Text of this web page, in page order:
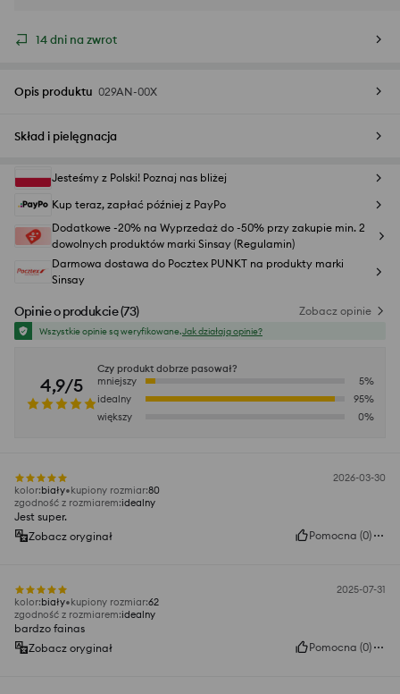
14 dni na zwrot
Opis produktu 029AN-00X
Skład i pielęgnacja
Jesteśmy z Polski! Poznaj nas bliżej
Kup teraz, zapłać później z PayPo
Dodatkowe -20% na Wyprzedaż do -50% przy zakupie min. 2
dowolnych produktów marki Sinsay (Regulamin)
Darmowa dostawa do Pocztex PUNKT na produkty marki
Sinsay
Opinie o produkcie(73) Zobacz opinie
Wszystkie opinie są weryfikowane.Jak działają opinie?
4,9/5
Czy produkt dobrze pasował?
mniejszy
5%
idealny
95%
większy
0%
2026-03-30
kolor:biały kupiony rozmiar:80
zgodność z rozmiarem:idealny
Jest super.
Zobacz oryginał
Pomocna (0)
2025-07-31
kolor:biały kupiony rozmiar:62
zgodność z rozmiarem:idealny
bardzo fainas
Zobacz oryginał
Pomocna (0)